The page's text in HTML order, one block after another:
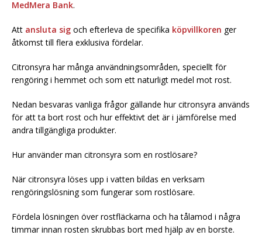
MedMera Bank.
Att ansluta sig och efterleva de specifika köpvillkoren ger
åtkomst till flera exklusiva fördelar.
Citronsyra har många användningsområden, speciellt för
rengöring i hemmet och som ett naturligt medel mot rost.
Nedan besvaras vanliga frågor gällande hur citronsyra används
för att ta bort rost och hur effektivt det är i jämförelse med
andra tillgängliga produkter.
Hur använder man citronsyra som en rostlösare?
När citronsyra löses upp i vatten bildas en verksam
rengöringslösning som fungerar som rostlösare.
Fördela lösningen över rostfläckarna och ha tålamod i några
timmar innan rosten skrubbas bort med hjälp av en borste.